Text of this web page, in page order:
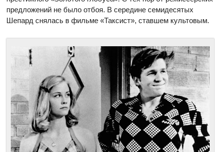
предложений не было отбоя. В середине семидесятых
Шепард снялась в фильме «Таксист», ставшем культовым.